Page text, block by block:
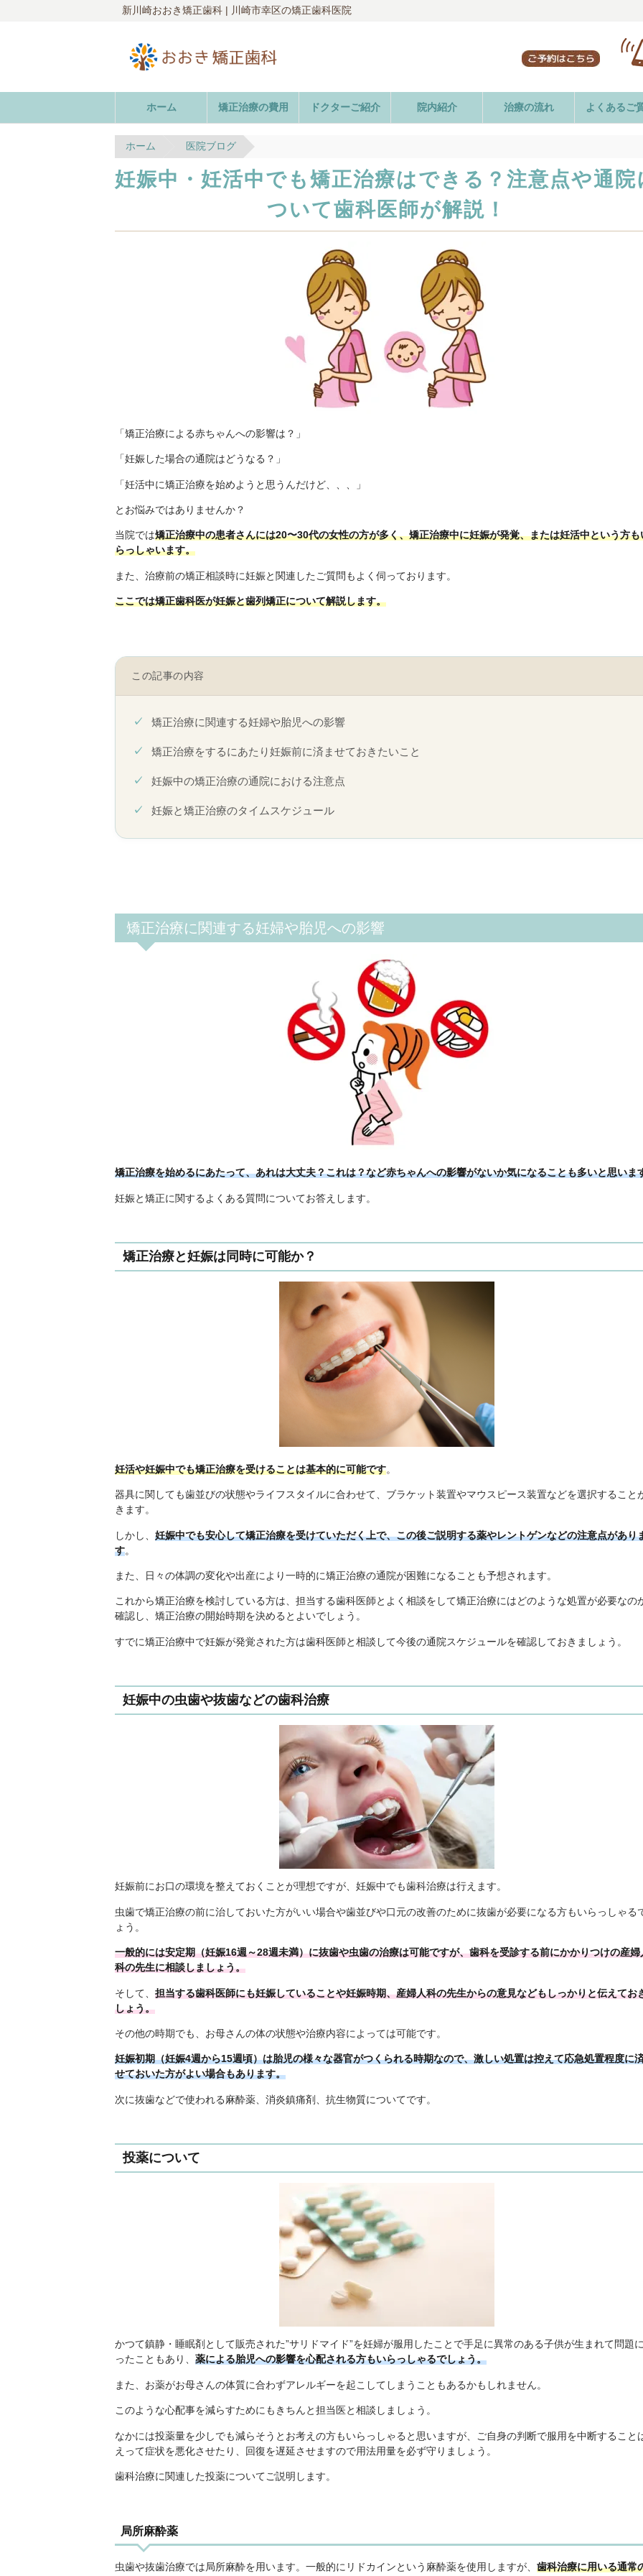
新川崎おおき矯正歯科 | 川崎市幸区の矯正歯科医院
ホーム 矯正治療の費用 ドクターご紹介 院内紹介 治療の流れ よくあるご
ホーム 医院ブログ
妊娠中・妊活中でも矯正治療はできる？注意点や通院
ついて歯科医師が解説！
「矯正治療による赤ちゃんへの影響は？」
「妊娠した場合の通院はどうなる？」
「妊活中に矯正治療を始めようと思うんだけど、、、」
とお悩みではありませんか？
当院では矯正治療中の患者さんには20〜30代の女性の方が多く、矯正治療中に妊娠が発覚、または妊活中という方も
らっしゃいます。
また、治療前の矯正相談時に妊娠と関連したご質問もよく伺っております。
ここでは矯正歯科医が妊娠と歯列矯正について解説します。
この記事の内容
矯正治療に関連する妊婦や胎児への影響
矯正治療をするにあたり妊娠前に済ませておきたいこと
妊娠中の矯正治療の通院における注意点
妊娠と矯正治療のタイムスケジュール
矯正治療に関連する妊婦や胎児への影響
矯正治療を始めるにあたって、あれは大丈夫？これは？など赤ちゃんへの影響がないか気になることも多いと思いま
妊娠と矯正に関するよくある質問についてお答えします。
矯正治療と妊娠は同時に可能か？
妊活や妊娠中でも矯正治療を受けることは基本的に可能です。
器具に関しても歯並びの状態やライフスタイルに合わせて、ブラケット装置やマウスピース装置などを選択すること
きます。
しかし、 妊娠中でも安心して矯正治療を受けていただく上で、この後ご説明する薬やレントゲンなどの注意点があり
す。
また、日々の体調の変化や出産により一時的に矯正治療の通院が困難になることも予想されます。
これから矯正治療を検討している方は、担当する歯科医師とよく相談をして矯正治療にはどのような処置が必要なの
確認し、矯正治療の開始時期を決めるとよいでしょう。
すでに矯正治療中で妊娠が発覚された方は歯科医師と相談して今後の通院スケジュールを確認しておきましょう。
妊娠中の虫歯や抜歯などの歯科治療
妊娠前にお口の環境を整えておくことが理想ですが、妊娠中でも歯科治療は行えます。
虫歯で矯正治療の前に治しておいた方がいい場合や歯並びや口元の改善のために抜歯が必要になる方もいらっしゃる
ょう。
一般的には安定期（妊娠16週～28週未満）に抜歯や虫歯の治療は可能ですが、歯科を受診する前にかかりつけの産婦
科の先生に相談しましょう。
そして、 担当する歯科医師にも妊娠していることや妊娠時期、産婦人科の先生からの意見などもしっかりと伝えてお
しょう。
その他の時期でも、お母さんの体の状態や治療内容によっては可能です。
妊娠初期（妊娠4週から15週頃）は胎児の様々な器官がつくられる時期なので、激しい処置は控えて応急処置程度に
せておいた方がよい場合もあります。
次に抜歯などで使われる麻酔薬、消炎鎮痛剤、抗生物質についてです。
投薬について
かつて鎮静・睡眠剤として販売された”サリドマイド”を妊婦が服用したことで手足に異常のある子供が生まれて問題
ったこともあり、 薬による胎児への影響を心配される方もいらっしゃるでしょう。
また、お薬がお母さんの体質に合わずアレルギーを起こしてしまうこともあるかもしれません。
このような心配事を減らすためにもきちんと担当医と相談しましょう。
なかには投薬量を少しでも減らそうとお考えの方もいらっしゃると思いますが、ご自身の判断で服用を中断すること
えって症状を悪化させたり、回復を遅延させますので用法用量を必ず守りましょう。
歯科治療に関連した投薬についてご説明します。
局所麻酔薬
虫歯や抜歯治療では局所麻酔を用います。一般的にリドカインという麻酔薬を使用しますが、 歯科治療に用いる通常